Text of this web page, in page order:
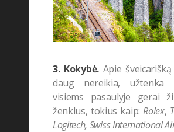
3. Kokybė. Apie
daug nereikia, užtenka
visiems pasaulyje gerai
ženklus, tokius kaip:Rolex,
Logitech, Swiss International